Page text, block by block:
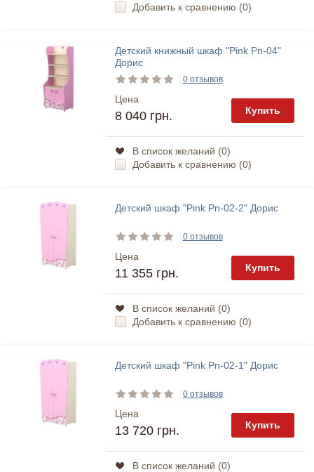
Добавить к сравнению (0)
Детский книжный шкаф "Pink Pn-04"
Дорис
0 отзывов
Цена
8 040 грн. Купить
В список желаний (0)
Добавить к сравнению (0)
Детский шкаф "Pink Pn-02-2" Дорис
0 отзывов
Цена
11 355 грн. Купить
В список желаний (0)
Добавить к сравнению (0)
Детский шкаф "Pink Pn-02-1" Дорис
0 отзывов
Цена
13 720 грн. Купить
В список желаний (0)